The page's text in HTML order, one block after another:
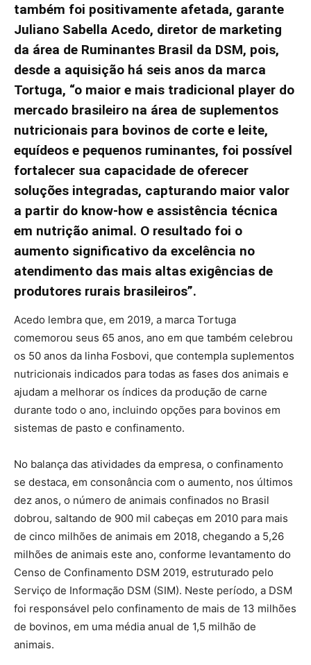
também foi positivamente afetada, garante
Juliano Sabella Acedo, diretor de marketing
da área de Ruminantes Brasil da DSM, pois,
desde a aquisição há seis anos da marca
Tortuga, “o maior e mais tradicional player do
mercado brasileiro na área de suplementos
nutricionais para bovinos de corte e leite,
equídeos e pequenos ruminantes, foi possível
fortalecer sua capacidade de oferecer
soluções integradas, capturando maior valor
a partir do know-how e assistência técnica
em nutrição animal. O resultado foi o
aumento significativo da excelência no
atendimento das mais altas exigências de
produtores rurais brasileiros”.
Acedo lembra que, em 2019, a marca Tortuga
comemorou seus 65 anos, ano em que também celebrou
os 50 anos da linha Fosbovi, que contempla suplementos
nutricionais indicados para todas as fases dos animais e
ajudam a melhorar os índices da produção de carne
durante todo o ano, incluindo opções para bovinos em
sistemas de pasto e confinamento.
No balança das atividades da empresa, o confinamento
se destaca, em consonância com o aumento, nos últimos
dez anos, o número de animais confinados no Brasil
dobrou, saltando de 900 mil cabeças em 2010 para mais
de cinco milhões de animais em 2018, chegando a 5,26
milhões de animais este ano, conforme levantamento do
Censo de Confinamento DSM 2019, estruturado pelo
Serviço de Informação DSM (SIM). Neste período, a DSM
foi responsável pelo confinamento de mais de 13 milhões
de bovinos, em uma média anual de 1,5 milhão de
animais.